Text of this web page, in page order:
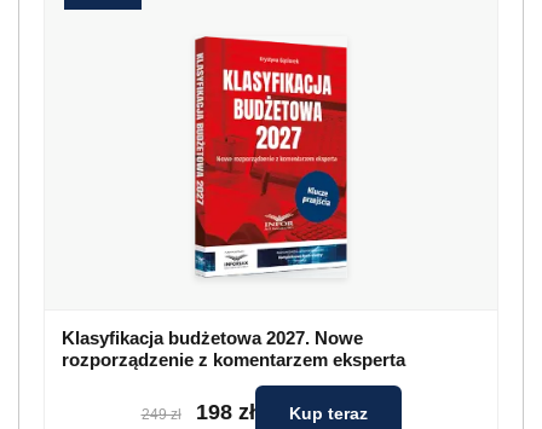
Klasyfikacja budżetowa 2027. Nowe
rozporządzenie z komentarzem eksperta
249 zł 198 zł Kup teraz